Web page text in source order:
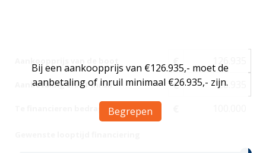
Bij een aankoopprijs van €126.935,- moet de
aanbetaling of inruil minimaal €26.935,- zijn.
Begrepen
€
Aanbetaling en/of inruil €